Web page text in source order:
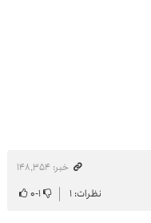
خبر: ۱۴۸٬۳۵۴
نظرات: ۱ ۱-۰